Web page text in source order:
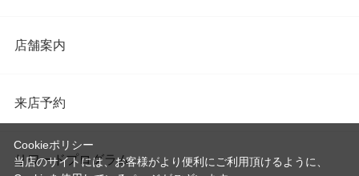
店舗案内
来店予約
リワードプログラム
Cookieポリシー
当店のサイトには、お客様がより便利にご利用頂けるように、